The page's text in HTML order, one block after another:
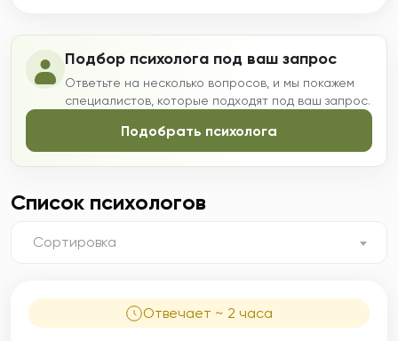
Подбор психолога под ваш запрос
Ответьте на несколько вопросов, и мы покажем
специалистов, которые подходят под ваш запрос.
Подобрать психолога
Список психологов
Сортировка
Отвечает ~ 2 часа